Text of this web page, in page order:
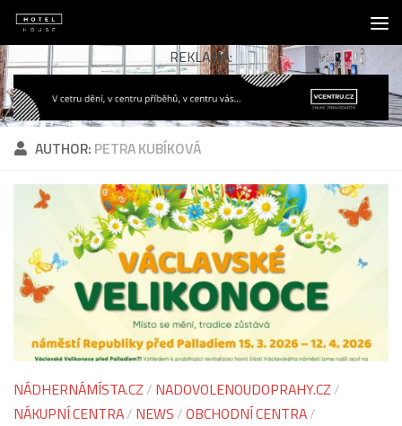
Skip to content
REKLAMA:
AUTHOR: PETRA KUBÍKOVÁ
NÁDHERNÁMÍSTA.CZ / NADOVOLENOUDOPRAHY.CZ /
NÁKUPNÍ CENTRA/ NEWS /OBCHODNÍ CENTRA/